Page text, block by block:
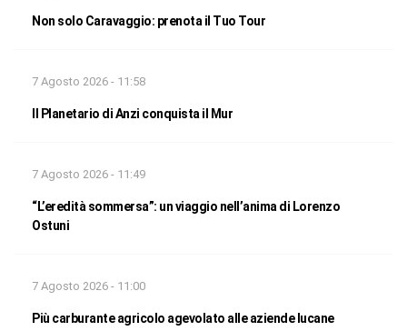
Non solo Caravaggio: prenota il Tuo Tour
7 Agosto 2026 - 11:58
Il Planetario di Anzi conquista il Mur
7 Agosto 2026 - 11:49
“L’eredità sommersa”: un viaggio nell’anima di Lorenzo
Ostuni
7 Agosto 2026 - 11:00
Più carburante agricolo agevolato alle aziende lucane